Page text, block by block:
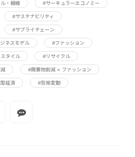
・繊維 #サーキュラーエコノミー
#サステナビリティ
#サプライチェーン
ネスモデル #ファッション
タイル #リサイクル
#廃棄物削減 × ファッション
経済 #気候変動